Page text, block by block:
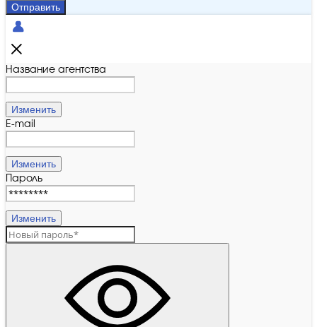
Отправить
Название агентства
Изменить
E-mail
Изменить
Пароль
Изменить